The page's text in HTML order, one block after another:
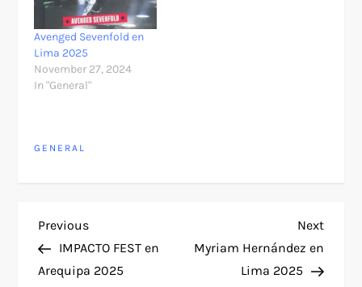
Avenged Sevenfold en
Lima 2025
November 27, 2024
In "General"
GENERAL
P
o
Previous
Post
Previous
IMPACTO FEST en
Arequipa 2025
Next
Post
Next
Myriam Hernández en
Lima 2025